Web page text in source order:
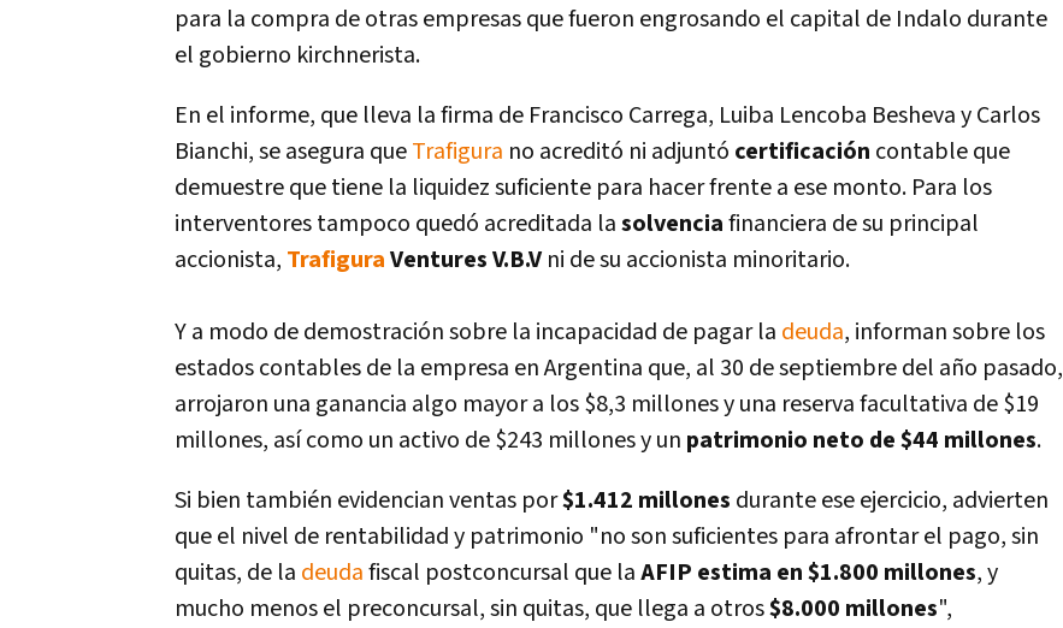
para la compra de otras empresas que fueron engrosando el capital de Indalo durante
el gobierno kirchnerista.
En el informe, que lleva la firma de Francisco Carrega, Luiba Lencoba Besheva y Carlos
Bianchi, se asegura queTrafigura no acreditó ni adjuntó certificación contable que
demuestre que tiene la liquidez suficiente para hacer frente a ese monto. Para los
interventores tampoco quedó acreditada lasolvenciafinanciera de su principal
accionista, TrafiguraVentures V.B.Vni de su accionista minoritario.
Y a modo de demostración sobre la incapacidad de pagar la deuda, informan sobre los
estados contables de la empresa en Argentina que, al 30 de septiembre del año pasado,
arrojaron una ganancia algo mayor a los $8,3 millones y una reserva facultativa de $19
millones, así­ como un activo de $243 millones y un patrimonio neto de $44 millones.
Si bien también evidencian ventas por$1.412 millones durante ese ejercicio, advierten
que el nivel de rentabilidad y patrimonio "no son suficientes para afrontar el pago, sin
quitas, de la deudafiscal postconcursal que laAFIP estima en $1.800 millones, y
mucho menos el preconcursal, sin quitas, que llega a otros$8.000 millones",